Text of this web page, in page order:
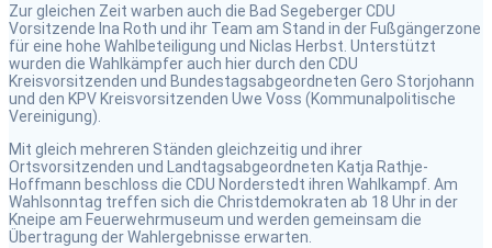
Zur gleichen Zeit warben auch die Bad Segeberger CDU
Vorsitzende Ina Roth und ihr Team am Stand in der Fußgängerzone
für eine hohe Wahlbeteiligung und Niclas Herbst. Unterstützt
wurden die Wahlkämpfer auch hier durch den CDU
Kreisvorsitzenden und Bundestagsabgeordneten Gero Storjohann
und den KPV Kreisvorsitzenden Uwe Voss (Kommunalpolitische
Vereinigung).
Mit gleich mehreren Ständen gleichzeitig und ihrer
Ortsvorsitzenden und Landtagsabgeordneten Katja Rathje-
Hoffmann beschloss die CDU Norderstedt ihren Wahlkampf. Am
Wahlsonntag treffen sich die Christdemokraten ab 18 Uhr in der
Kneipe am Feuerwehrmuseum und werden gemeinsam die
Übertragung der Wahlergebnisse erwarten.